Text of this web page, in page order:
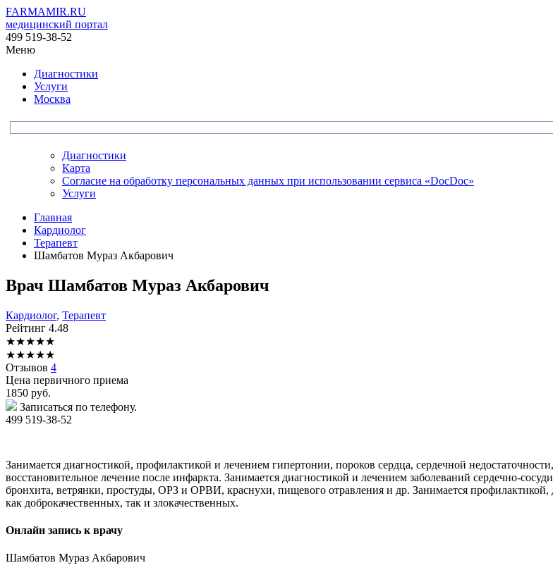
FARMAMIR.RU
медицинский портал
499 519-38-52
Меню
Диагностики
Услуги
Москва
Диагностики
Карта
Согласие на обработку персональных данных при использовании сервиса «DocDoc»
Услуги
Главная
Кардиолог
Терапевт
Шамбатов Мураз Акбарович
Врач Шамбатов Мураз Акбарович
Кардиолог, Терапевт
Рейтинг 4.48
★★★★★
★★★★★
Отзывов 4
Цена первичного приема
1850 руб.
Записаться по телефону.
499 519-38-52
Занимается диагностикой, профилактикой и лечением гипертонии, пороков сердца, сердечной
восстановительное лечение после инфаркта. Занимается диагностикой и лечением заболеваний сердечно-
бронхита, ветрянки, простуды, ОРЗ и ОРВИ, краснухи, пищевого отравления и др. Занимается
как доброкачественных, так и злокачественных.
Онлайн запись к врачу
Шамбатов Мураз Акбарович